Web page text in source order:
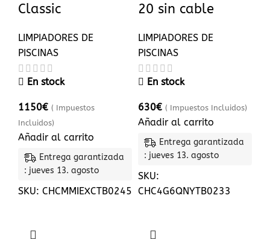
Classic
LIMPIADORES DE
PISCINAS
En stock
1150€ ( Impuestos
Incluidos)
Añadir al carrito
Entrega garantizada
: jueves 13. agosto
SKU: CHCMMIEXCTB0245
20 sin cable
LIMPIADORES DE
PISCINAS
En stock
630€ ( Impuestos Incluidos)
Añadir al carrito
Entrega garantizada
: jueves 13. agosto
SKU:
CHC4G6QNYTB0233